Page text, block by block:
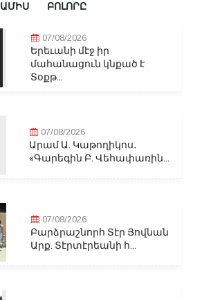
ԱՄԻՍ ԲՈԼՈՐԸ
07/08/2026
Երեւանի մէջ իր
մահանացուն կնքած է
Տօքթ...
07/08/2026
Արամ Ա. Կաթողիկոս․
«Գարեգին Բ. Վեհափառին...
07/08/2026
Բարձրաշնորհ Տէր Յովնան
Արք. Տէրտէրեանի հ...